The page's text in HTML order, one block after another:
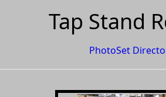
Tap Stand
PhotoSet